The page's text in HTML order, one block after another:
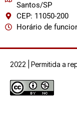
Santos/SP
CEP: 11050-200
Horário de
2022 | Permitida a